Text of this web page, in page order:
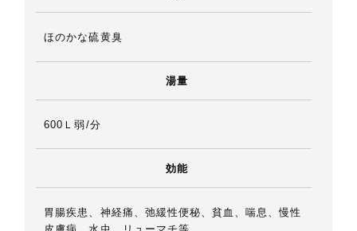
ほのかな硫黄臭
湯量
600Ｌ弱/分
効能
胃腸疾患、神経痛、弛緩性便秘、貧血、喘息、慢性